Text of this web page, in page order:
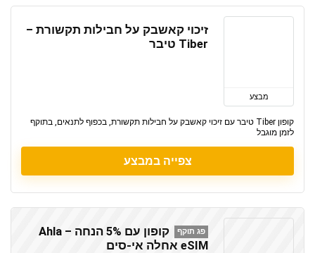
מבצע
זיכוי קאשבק על חבילות תקשורת –
Tiber טיבר
קופון Tiber טיבר עם זיכוי קאשבק על חבילות תקשורת, בכפוף לתנאים, בתוקף
לזמן מוגבל
צפייה במבצע
פג תוקף
קופון עם 5% הנחה – Ahla
eSIM אחלה אי-סים